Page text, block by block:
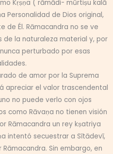
Kṛṣṇa ( rāmādi- mūrtiṣu kalā
Personalidad de Dios original,
de Él. Rāmacandra no se ve
la naturaleza material y, por
perturbado por esas
de amor por la Suprema
apreciar el valor trascendental
no puede verlo con ojos
como Rāvaṇa no tienen visión
Rāmacandra un rey kṣatriya
intentó secuestrar a Sītādevī,
Sin embargo, en